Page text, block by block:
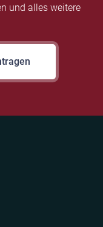
und alles weitere